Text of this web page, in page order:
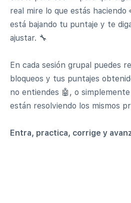
real mire lo que estás haciendo
está bajando tu puntaje y te
ajustar. 🔧
En cada sesión grupal puedes
bloqueos y tus puntajes
no entiendes 🤖, o
están resolviendo los mismos
Entra, practica, corrige y